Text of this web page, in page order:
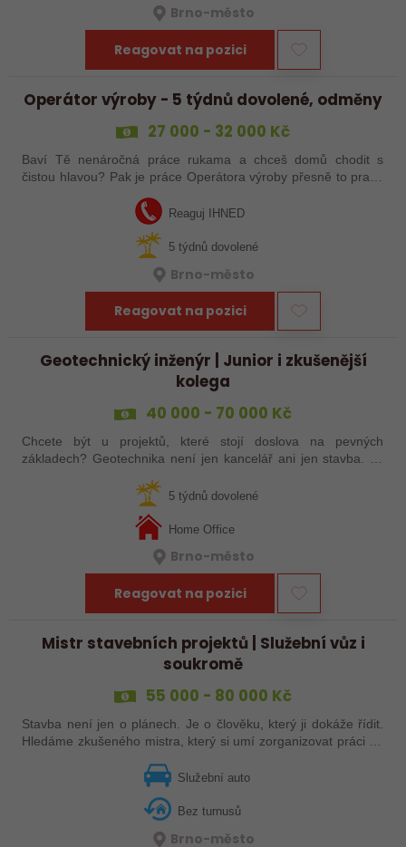
Brno-město
Reagovat na pozici
Operátor výroby - 5 týdnů dovolené, odměny
27 000 - 32 000 Kč
Baví Tě nenáročná práce rukama a chceš domů chodit s
čistou hlavou? Pak je práce Operátora výroby přesně to pravé
Reaguj IHNED
5 týdnů dovolené
Brno-město
Reagovat na pozici
Geotechnický inženýr | Junior i zkušenější
kolega
40 000 - 70 000 Kč
Chcete být u projektů, které stojí doslova na pevných
základech? Geotechnika není jen kancelář ani jen stavba. Je
hledání řešení, která rozhodují…5 týdnů dovolené
Home Office
Brno-město
Reagovat na pozici
Mistr stavebních projektů | Služební vůz i
soukromě
55 000 - 80 000 Kč
Stavba není jen o plánech. Je o člověku, který ji dokáže řídit.
Hledáme zkušeného mistra, který si umí zorganizovat práci na
Služební auto
Bez turnusů
Brno-město